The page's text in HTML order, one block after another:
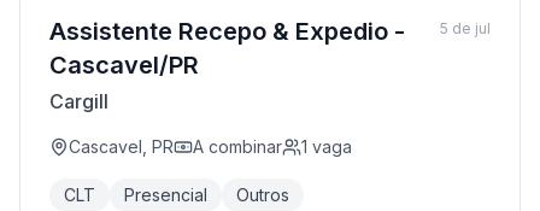
Assistente Recepo & Expedio -
Cascavel/PR
Cargill
Cascavel, PR A combinar 1 vaga
CLT Presencial Outros
5 de jul